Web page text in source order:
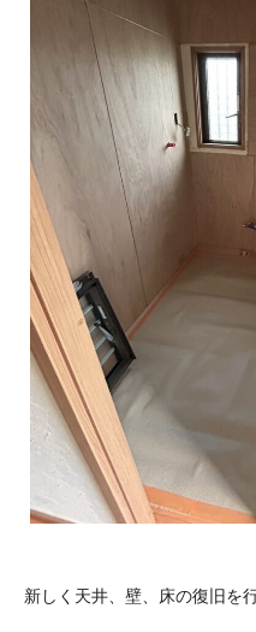
新しく天井、壁、床の復旧を